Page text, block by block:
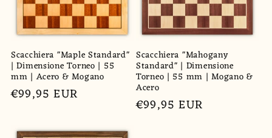
Scacchiera "Maple Standard"
| Dimensione Torneo | 55
mm | Acero & Mogano
Prezzo
listino
€99,95 EUR
Scacchiera "Mahogany
Standard" | Dimensione
Torneo | 55 mm | Mogano &
Acero
Prezzo
€99,95 EUR